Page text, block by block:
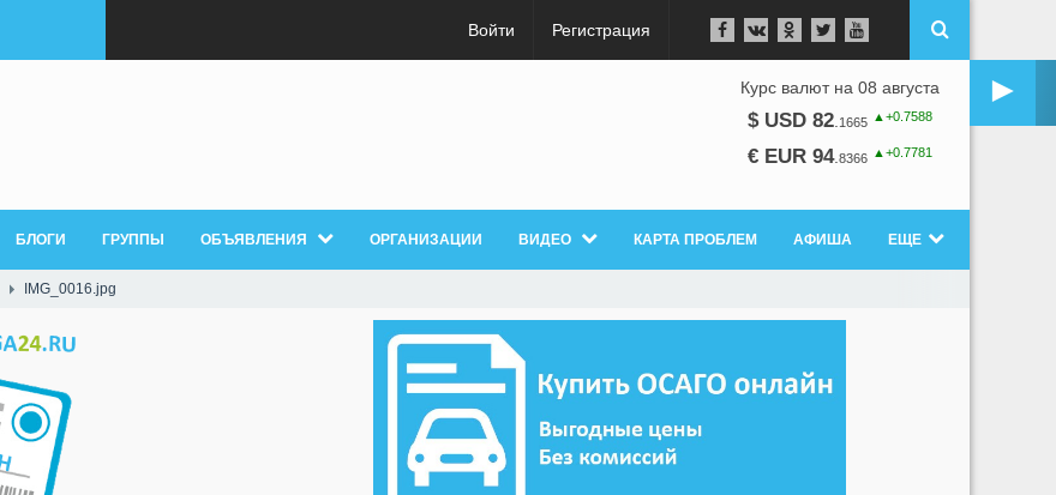
Войти Регистрация
►
Курс валют на 08 августа
$ USD 82 1665 ▲+0.7588
€ EUR 94. 8366 ▲+0.7781
БЛОГИ ГРУППЫ ОБЪЯВЛЕНИЯ ОРГАНИЗАЦИИ ВИДЕО КАРТА ПРОБЛЕМ АФИША ЕЩЕ
IMG_0016.jpg